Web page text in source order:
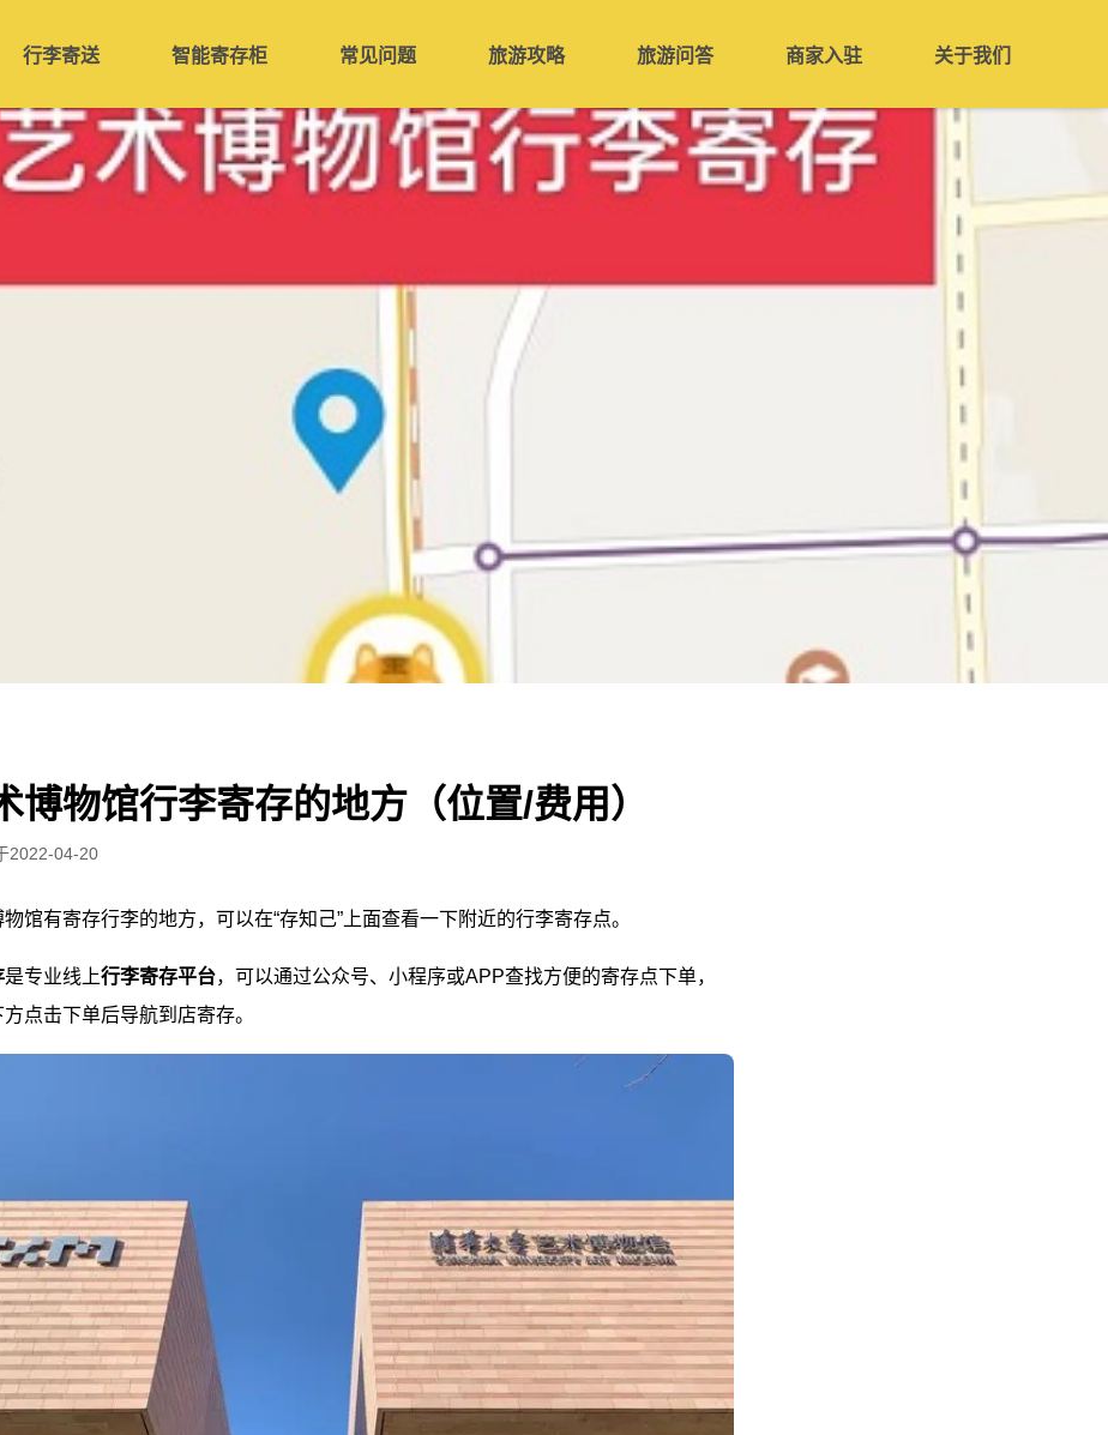
行李寄送 智能寄存柜 常见问题 旅游攻略 旅游问答 商家入驻 关于我们
博物馆行李寄存的地方（位置/费用）
2022-04-20
馆有寄存行李的地方，可以在“存知己”上面查看一下附近的行李寄存点。
是专业线上行李寄存平台，可以通过公众号、小程序或APP查找方便的寄存点下单，
点击下单后导航到店寄存。